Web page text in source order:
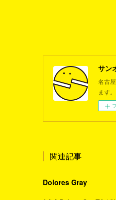
サン
名古
ます
関連記事
Dolores Gray